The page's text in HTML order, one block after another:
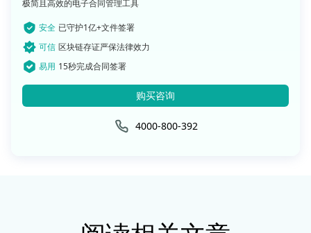
极简且高效的电子合同管理工具
安全 已守护1亿+文件签署
可信 区块链存证严保法律效力
易用 15秒完成合同签署
购买咨询
4000-800-392